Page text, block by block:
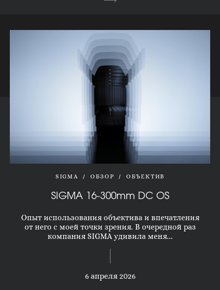
SIGMA ОБЗОР ОБЪЕКТИВ
SIGMA 16-300mm DC OS
Опыт использования объектива и впечатления
от него с моей точки зрения. В очередной раз
компания SIGMA удивила меня...
6 апреля 2026